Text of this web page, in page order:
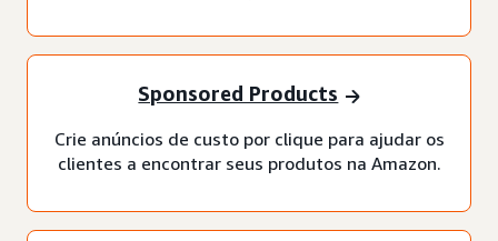
Sponsored Products
Crie anúncios de custo por clique para ajudar os
clientes a encontrar seus produtos na Amazon.